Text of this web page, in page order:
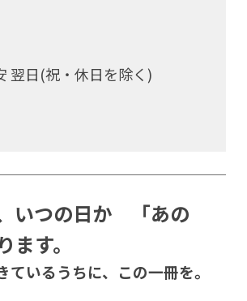
翌日(祝・休日を除く)
いつの日か 「あの
ます。
ているうちに、この一冊を。